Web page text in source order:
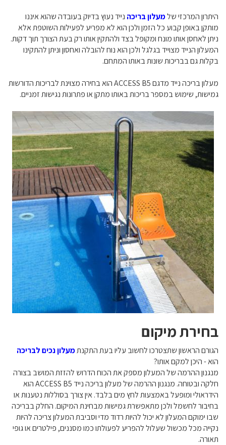
היתרון המרכזי שלמעלון בריכה נייד נעוץ בדיוק בעובדה שהוא איננו
מותקן באופן קבוע כל הזמן ולכן הוא לא מפריע לפעילות השוטפת אלא
ניתן לאחסן אותו מונח ומקופל בצד ולהתקין אותו רק בעת הצורך תוך דקות.
המעלון הנייד מצוייד בגלגל ולכן הוא נוח להובלה ואחסון וניתן להתקינו
בקלות גם בבריכות שונות באותו המתחם.
מעלון בריכה נייד מדגם ACCESS B5 הוא בחירה מצוינת לבריכות הדורשות
גמישות, שימוש במספר בריכות באותו מתקן או פתרונות נגישות זמניים.
בחירת מיקום
הגורם הראשון שתצטרכו לחשוב עליו בעת התקנתמעלון נכים לבריכה
הוא - היכן למקם אותו?
מנגנון ההרמה של המעלון מספק את הכוח הדרוש להזזת המושב בצורה
חלקה ובטוחה. מנגנון ההרמה של מעלון בריכה נייד ACCESS B5 הוא
הידראולי ומופעל באמצעות לחץ מים בלבד. אין צורך בסוללות נטענות או
בחיבור לחשמל ולכן מתאפשרת גמישות מבחינת המיקום. החלק בבריכה
שבו ימוקם המעלון לא יכול להיות רדוד מדי וסביבת המעלון צריכה להיות
נקייה מכל מכשול שעלול להפריע לפעולתו כמו מסננים, פילטרים או גופי
תאורה.